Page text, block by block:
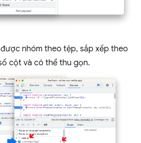
nhóm theo tệp, sắp xếp theo
cột và có thể thu gọn.